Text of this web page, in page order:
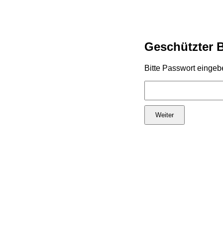
Geschützter
Bitte Passwort
Weiter